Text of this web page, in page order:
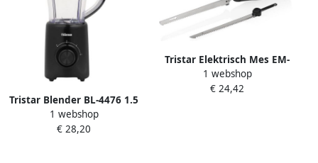
Tristar Blender BL-4476 1.5
liter Kunststof Kan 500 watt
Pulse functie Ice crucher
1 webshop
€ 28,20
Tristar Elektrisch Mes EM-
2107 inclusief 2 RVS messen
Vaatwasserbestendige
1 webshop
€ 24,42